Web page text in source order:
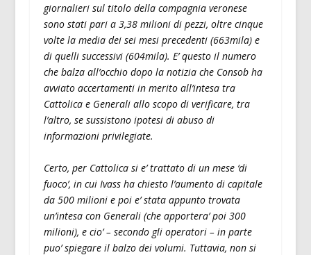
giornalieri sul titolo della compagnia veronese
sono stati pari a 3,38 milioni di pezzi, oltre cinque
volte la media dei sei mesi precedenti (663mila) e
di quelli successivi (604mila). E’ questo il numero
che balza all’occhio dopo la notizia che Consob ha
avviato accertamenti in merito all’intesa tra
Cattolica e Generali allo scopo di verificare, tra
l’altro, se sussistono ipotesi di abuso di
informazioni privilegiate.
Certo, per Cattolica si e’ trattato di un mese ‘di
fuoco’, in cui Ivass ha chiesto l’aumento di capitale
da 500 milioni e poi e’ stata appunto trovata
un’intesa con Generali (che apportera’ poi 300
milioni), e cio’ – secondo gli operatori – in parte
puo’ spiegare il balzo dei volumi. Tuttavia, non si